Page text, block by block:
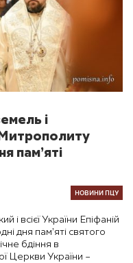
і
пам’яті
НОВИНИ ПЦУ
всієї України Епіфаній
дня пам’яті святого
бдіння в
Церкви України –